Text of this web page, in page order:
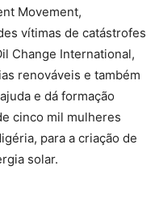
Movement,
vítimas de catástrofes
Change International,
renováveis e também
e dá formação
cinco mil mulheres
para a criação de
solar.